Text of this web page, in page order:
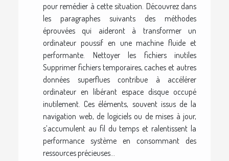
pour remédier à cette situation. Découvrez dans
les paragraphes suivants des méthodes
éprouvées qui aideront à transformer un
ordinateur poussif en une machine fluide et
performante. Nettoyer les fichiers inutiles
Supprimer fichiers temporaires, caches et autres
données superflues contribue à accélérer
ordinateur en libérant espace disque occupé
inutilement. Ces éléments, souvent issus de la
navigation web, de logiciels ou de mises à jour,
s’accumulent au fil du temps et ralentissent la
performance système en consommant des
ressources précieuses...